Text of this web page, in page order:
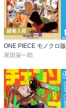
続巻入荷
ONE PIECE モノクロ版
尾田栄一郎